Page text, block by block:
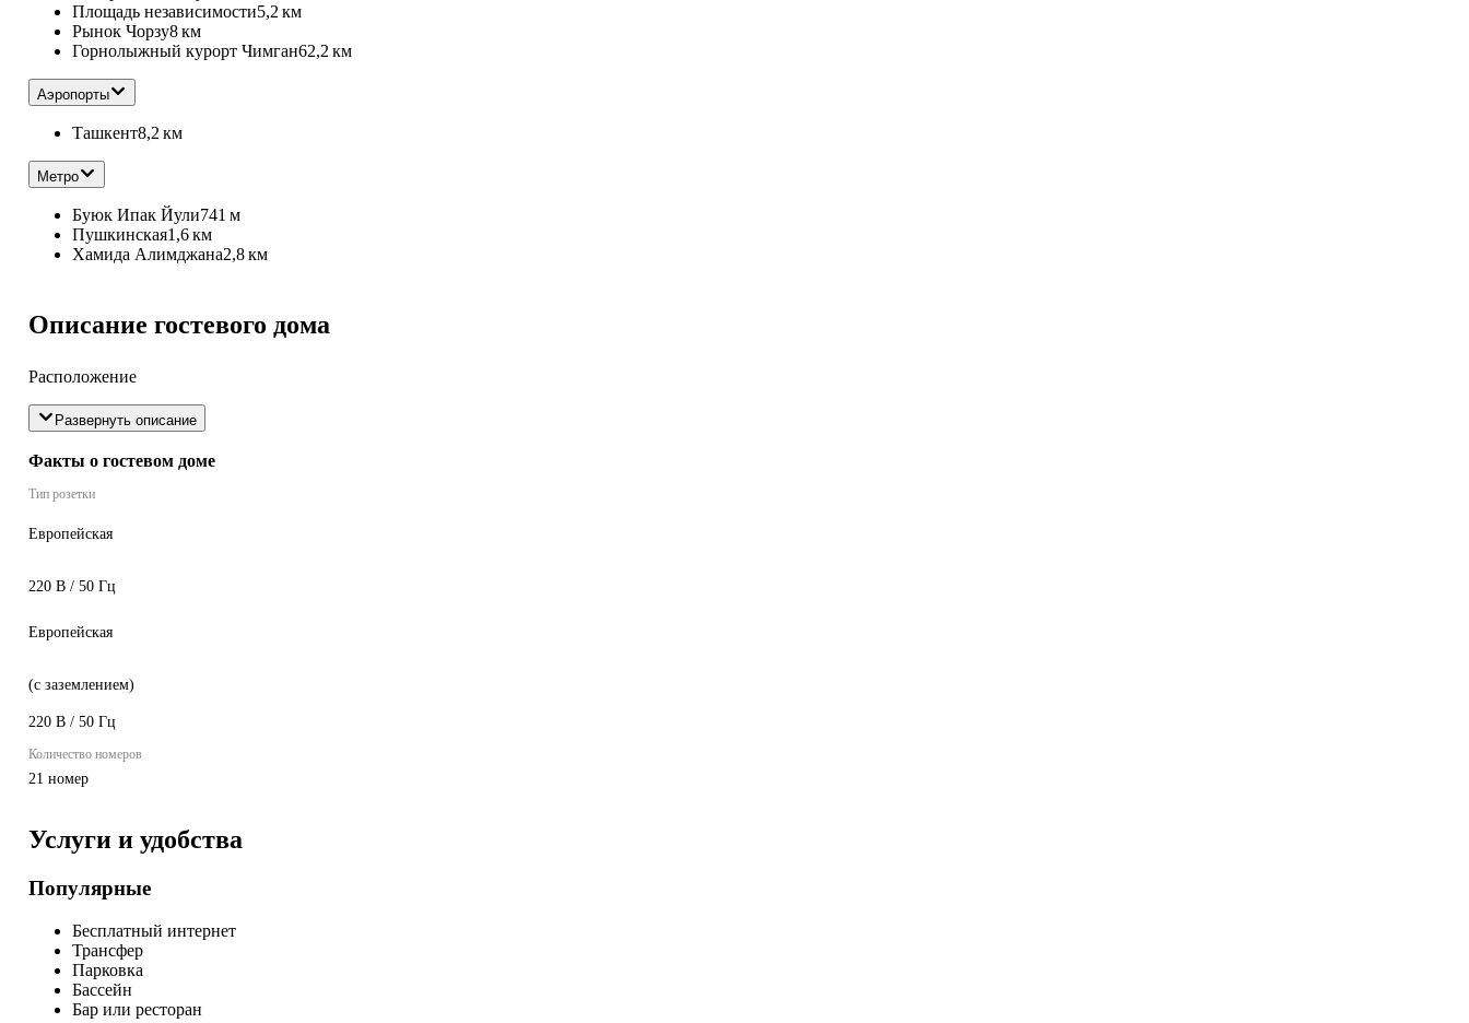
Площадь независимости5,2 км
Рынок Чорзу8 км
Горнолыжный курорт Чимган62,2 км
Аэропорты
Ташкент8,2 км
Метро
Буюк Ипак Йули741 м
Пушкинская1,6 км
Хамида Алимджана2,8 км
Описание гостевого дома
Расположение
Развернуть описание
Факты о гостевом доме
Тип розетки
Европейская
220 В / 50 Гц
Европейская
(с заземлением)
220 В / 50 Гц
Количество номеров
21 номер
Услуги и удобства
Популярные
Бесплатный интернет
Трансфер
Парковка
Бассейн
Бар или ресторан